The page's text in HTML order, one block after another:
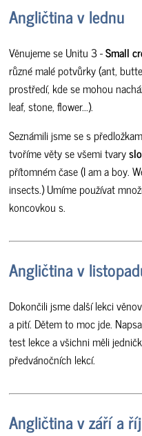
Angličtina v lednu
Věnujeme se Unitu 3 -Small
různé malé potvůrky (ant,
prostředí, kde se mohou
leaf, stone, flower...).
Seznámili jsme se s
tvoříme věty se všemi tvary
přítomném čase (I am a boy.
insects.) Umíme používat
koncovkou s.
Angličtina v
Dokončili jsme další lekci
a pití. Dětem to moc jde.
test lekce a všichni měli
předvánočních lekcí.
Angličtina v září a